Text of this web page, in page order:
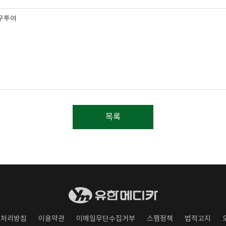
투여
목록
리방침 이용약관 이메일무단수집거부 스팸정책 법적고지